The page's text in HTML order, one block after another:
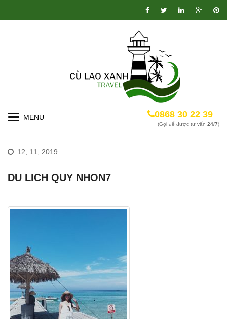
Toggle
0868 30 22 39
(Gọi để được tư vấn 24/7)
12, 11, 2019
DU LICH QUY NHON7